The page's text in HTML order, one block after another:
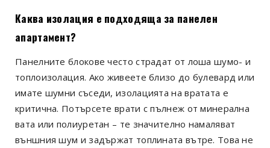
Каква изолация е подходяща за панелен
апартамент?
Панелните блокове често страдат от лоша шумо- и
топлоизолация. Ако живеете близо до булевард или
имате шумни съседи, изолацията на вратата е
критична. Потърсете врати с пълнеж от минерална
вата или полиуретан – те значително намаляват
външния шум и задържат топлината вътре. Това не